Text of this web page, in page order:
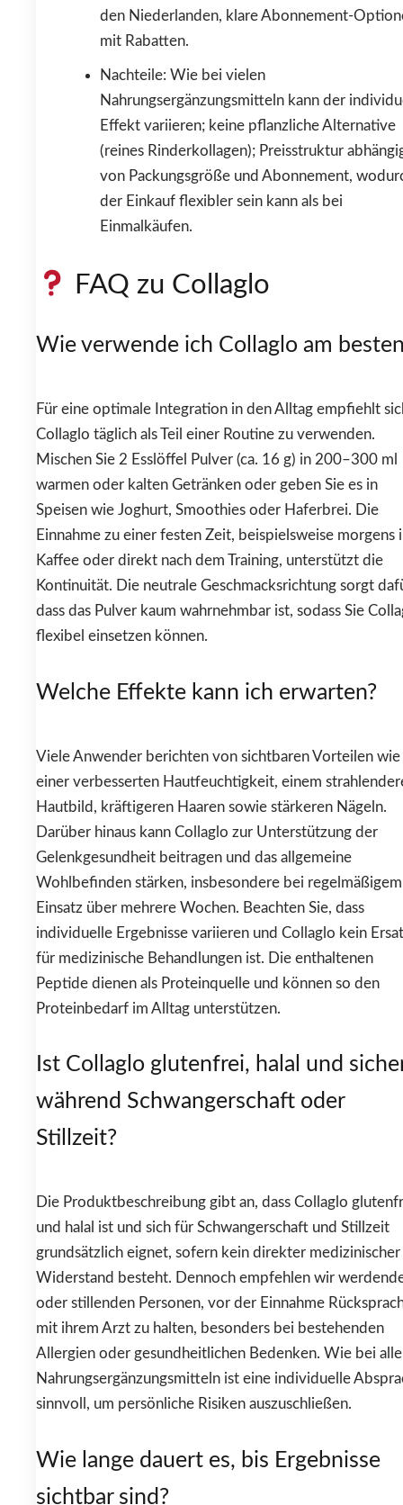
den Niederlanden, klare Abonnement-
mit Rabatten.
Nachteile: Wie bei vielen
Nahrungsergänzungsmitteln kann der
Effekt variieren; keine pflanzliche Alternative
(reines Rinderkollagen); Preisstruktur
von Packungsgröße und Abonnement,
der Einkauf flexibler sein kann als bei
Einmalkäufen.
FAQ zu Collaglo
Wie verwende ich Collaglo am
Für eine optimale Integration in den Alltag empfiehlt
Collaglo täglich als Teil einer Routine zu verwenden.
Mischen Sie 2 Esslöffel Pulver (ca. 16 g) in 200–300 ml
warmen oder kalten Getränken oder geben Sie es in
Speisen wie Joghurt, Smoothies oder Haferbrei. Die
Einnahme zu einer festen Zeit, beispielsweise morgens
Kaffee oder direkt nach dem Training, unterstützt die
Kontinuität. Die neutrale Geschmacksrichtung sorgt
dass das Pulver kaum wahrnehmbar ist, sodass Sie
flexibel einsetzen können.
Welche Effekte kann ich erwarten?
Viele Anwender berichten von sichtbaren Vorteilen wie
einer verbesserten Hautfeuchtigkeit, einem
Hautbild, kräftigeren Haaren sowie stärkeren Nägeln.
Darüber hinaus kann Collaglo zur Unterstützung der
Gelenkgesundheit beitragen und das allgemeine
Wohlbefinden stärken, insbesondere bei regelmäßigem
Einsatz über mehrere Wochen. Beachten Sie, dass
individuelle Ergebnisse variieren und Collaglo kein
für medizinische Behandlungen ist. Die enthaltenen
Peptide dienen als Proteinquelle und können so den
Proteinbedarf im Alltag unterstützen.
Ist Collaglo glutenfrei, halal und
während Schwangerschaft oder
Stillzeit?
Die Produktbeschreibung gibt an, dass Collaglo
und halal ist und sich für Schwangerschaft und Stillzeit
grundsätzlich eignet, sofern kein direkter medizinischer
Widerstand besteht. Dennoch empfehlen wir
oder stillenden Personen, vor der Einnahme
mit ihrem Arzt zu halten, besonders bei bestehenden
Allergien oder gesundheitlichen Bedenken. Wie bei
Nahrungsergänzungsmitteln ist eine individuelle
sinnvoll, um persönliche Risiken auszuschließen.
Wie lange dauert es, bis Ergebnisse
sichtbar sind?